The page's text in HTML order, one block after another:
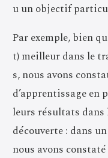
u un objectif
Par exemple, bien
t) meilleur dans le
s, nous avons
d’apprentissage en
leurs résultats
découverte : dans
nous avons